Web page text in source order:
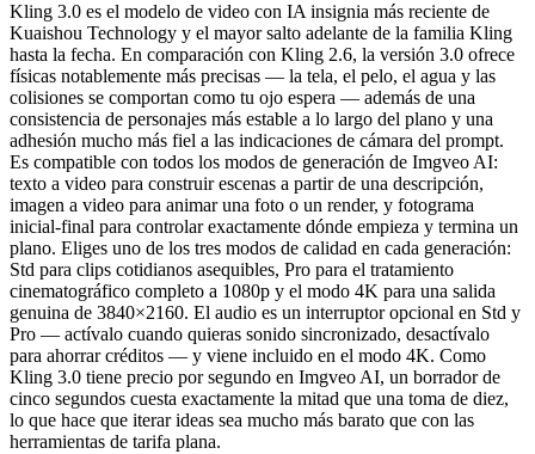
Kling 3.0 es el modelo de video con IA insignia más reciente de
Kuaishou Technology y el mayor salto adelante de la familia Kling
hasta la fecha. En comparación con Kling 2.6, la versión 3.0 ofrece
físicas notablemente más precisas — la tela, el pelo, el agua y las
colisiones se comportan como tu ojo espera — además de una
consistencia de personajes más estable a lo largo del plano y una
adhesión mucho más fiel a las indicaciones de cámara del prompt.
Es compatible con todos los modos de generación de Imgveo AI:
texto a video para construir escenas a partir de una descripción,
imagen a video para animar una foto o un render, y fotograma
inicial-final para controlar exactamente dónde empieza y termina un
plano. Eliges uno de los tres modos de calidad en cada generación:
Std para clips cotidianos asequibles, Pro para el tratamiento
cinematográfico completo a 1080p y el modo 4K para una salida
genuina de 3840×2160. El audio es un interruptor opcional en Std y
Pro — actívalo cuando quieras sonido sincronizado, desactívalo
para ahorrar créditos — y viene incluido en el modo 4K. Como
Kling 3.0 tiene precio por segundo en Imgveo AI, un borrador de
cinco segundos cuesta exactamente la mitad que una toma de diez,
lo que hace que iterar ideas sea mucho más barato que con las
herramientas de tarifa plana.